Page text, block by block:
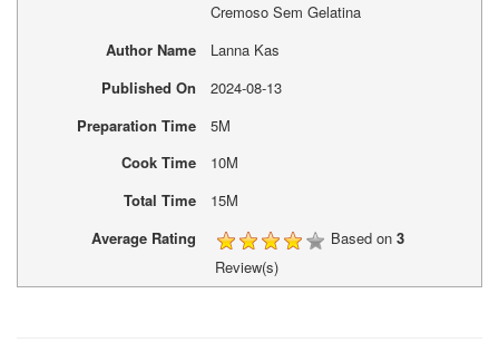
Cremoso Sem Gelatina
Author Name
Lanna Kas
Published On
2024-08-13
Preparation Time
5M
Cook Time
10M
Total Time
15M
Average Rating
Based on 3
Review(s)